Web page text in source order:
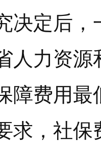
决定后
人力资
障费用
求，社